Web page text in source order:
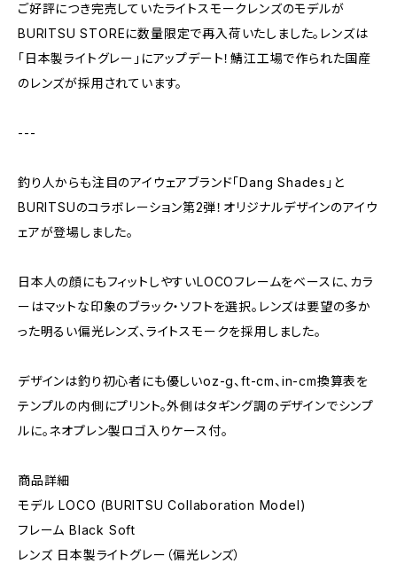
ご好評につき完売していたライトスモークレンズのモデルが
BURITSU STOREに数量限定で再入荷いたしました。レンズは
「日本製ライトグレー」にアップデート！鯖江工場で作られた国産
のレンズが採用されています。
---
釣り人からも注目のアイウェアブランド「Dang Shades」と
BURITSUのコラボレーション第2弾！オリジナルデザインのアイウ
ェアが登場しました。
日本人の顔にもフィットしやすいLOCOフレームをベースに、カラ
ーはマットな印象のブラック・ソフトを選択。レンズは要望の多か
った明るい偏光レンズ、ライトスモークを採用しました。
デザインは釣り初心者にも優しいoz-g、ft-cm、in-cm換算表を
テンプルの内側にプリント。外側はタギング調のデザインでシンプ
ルに。ネオプレン製ロゴ入りケース付。
商品詳細
モデル LOCO (BURITSU Collaboration Model)
フレーム Black Soft
レンズ 日本製ライトグレー（偏光レンズ）